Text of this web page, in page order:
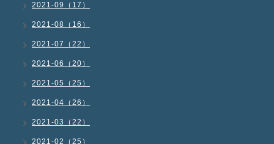
2021-09（17）
2021-08（16）
2021-07（22）
2021-06（20）
2021-05（25）
2021-04（26）
2021-03（22）
2021-02（25）